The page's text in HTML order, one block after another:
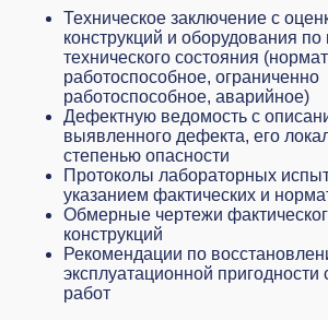
Техническое заключение с
конструкций и оборудования по
технического состояния
работоспособное, ограниченно
работоспособное, аварийное)
Дефектную ведомость с
выявленного дефекта, его
степенью опасности
Протоколы лабораторных
указанием фактических и
Обмерные чертежи
конструкций
Рекомендации по
эксплуатационной пригодности
работ